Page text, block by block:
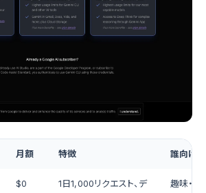
月額 特徴 誰向け
$0
1日1,000リクエスト、デ
趣味・学